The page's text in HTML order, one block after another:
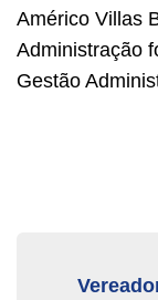
Américo Villas
Administração
Gestão